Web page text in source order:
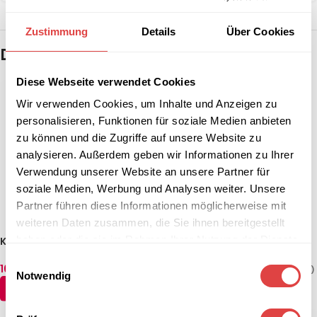
Zustimmung Details Über Cookies
Diese Webseite verwendet Cookies
Wir verwenden Cookies, um Inhalte und Anzeigen zu
personalisieren, Funktionen für soziale Medien anbieten
zu können und die Zugriffe auf unsere Website zu
analysieren. Außerdem geben wir Informationen zu Ihrer
Verwendung unserer Website an unsere Partner für
soziale Medien, Werbung und Analysen weiter. Unsere
Partner führen diese Informationen möglicherweise mit
weiteren Daten zusammen, die Sie ihnen bereitgestellt
Notwendig
Das könnte dir auch gefallen …
Konferenztisch Fold (5
166,54
178,44 €(inkl. MwSt.)
AUSFÜHRUNG WÄHLEN